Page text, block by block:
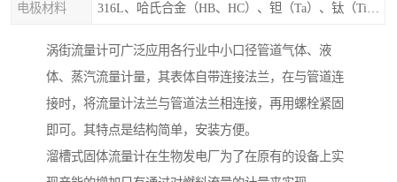
电极材料
涡街流量计可广泛应用各行业中小口径管道气体、液
体、蒸汽流量计量，其表体自带连接法兰，在与管道连
接时，将流量计法兰与管道法兰相连接，再用螺栓紧固
即可。其特点是结构简单，安装方便。
溜槽式固体流量计在生物发电厂为了在原有的设备上实